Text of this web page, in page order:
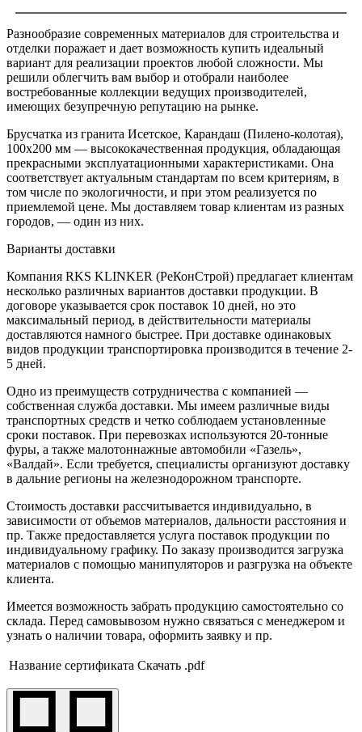
Разнообразие современных материалов для строительства и
отделки поражает и дает возможность купить идеальный
вариант для реализации проектов любой сложности. Мы
решили облегчить вам выбор и отобрали наиболее
востребованные коллекции ведущих производителей,
имеющих безупречную репутацию на рынке.
Брусчатка из гранита Исетское, Карандаш (Пилено-колотая),
100х200 мм — высококачественная продукция, обладающая
прекрасными эксплуатационными характеристиками. Она
соответствует актуальным стандартам по всем критериям, в
том числе по экологичности, и при этом реализуется по
приемлемой цене. Мы доставляем товар клиентам из разных
городов, — один из них.
Варианты доставки
Компания RKS KLINKER (РеКонСтрой) предлагает клиентам
несколько различных вариантов доставки продукции. В
договоре указывается срок поставок 10 дней, но это
максимальный период, в действительности материалы
доставляются намного быстрее. При доставке одинаковых
видов продукции транспортировка производится в течение 2-
5 дней.
Одно из преимуществ сотрудничества с компанией —
собственная служба доставки. Мы имеем различные виды
транспортных средств и четко соблюдаем установленные
сроки поставок. При перевозках используются 20-тонные
фуры, а также малотоннажные автомобили «Газель»,
«Валдай». Если требуется, специалисты организуют доставку
в дальние регионы на железнодорожном транспорте.
Стоимость доставки рассчитывается индивидуально, в
зависимости от объемов материалов, дальности расстояния и
пр. Также предоставляется услуга поставок продукции по
индивидуальному графику. По заказу производится загрузка
материалов с помощью манипуляторов и разгрузка на объекте
клиента.
Имеется возможность забрать продукцию самостоятельно со
склада. Перед самовывозом нужно связаться с менеджером и
узнать о наличии товара, оформить заявку и пр.
Название сертификата Скачать .pdf